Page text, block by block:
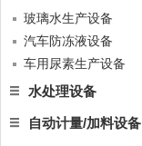
玻璃水生产设备
汽车防冻液设备
车用尿素生产设备
水处理设备
自动计量/加料设备